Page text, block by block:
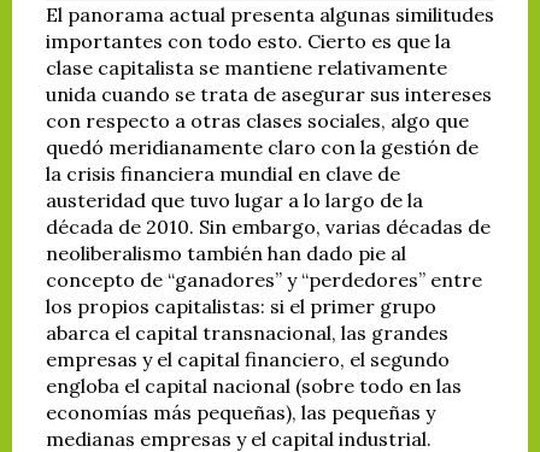
El panorama actual presenta algunas similitudes
importantes con todo esto. Cierto es que la
clase capitalista se mantiene relativamente
unida cuando se trata de asegurar sus intereses
con respecto a otras clases sociales, algo que
quedó meridianamente claro con la gestión de
la crisis financiera mundial en clave de
austeridad que tuvo lugar a lo largo de la
década de 2010. Sin embargo, varias décadas de
neoliberalismo también han dado pie al
concepto de “ganadores” y “perdedores” entre
los propios capitalistas: si el primer grupo
abarca el capital transnacional, las grandes
empresas y el capital financiero, el segundo
engloba el capital nacional (sobre todo en las
economías más pequeñas), las pequeñas y
medianas empresas y el capital industrial.